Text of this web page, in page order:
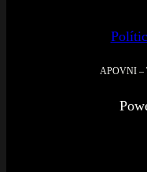
APOVNI –